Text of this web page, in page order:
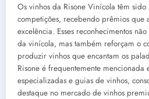
Os vinhos da Risone Vinícola têm
competições, recebendo prêmios que
excelência. Esses reconhecimentos
da vinícola, mas também reforçam o
produzir vinhos que encantam os
Risone é frequentemente mencionada
especializadas e guias de vinhos,
destaque no mercado de vinhos